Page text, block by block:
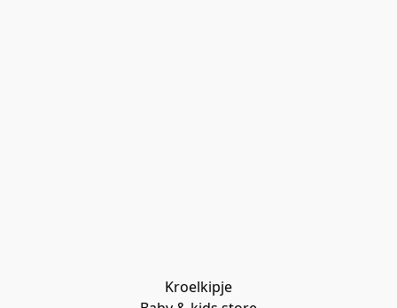
Kroelkipje